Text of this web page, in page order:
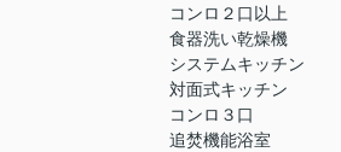
コンロ２口以上
食器洗い乾燥機
システムキッチン
対面式キッチン
コンロ３口
追焚機能浴室